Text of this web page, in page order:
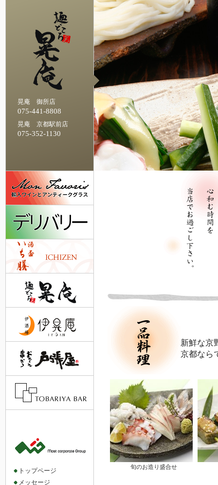
晃庵 御所店
075-441-8808
晃庵 京都駅前店
075-352-1130
新鮮な京
京都なら
旬のお造り盛合せ
トップページ
メッセージ